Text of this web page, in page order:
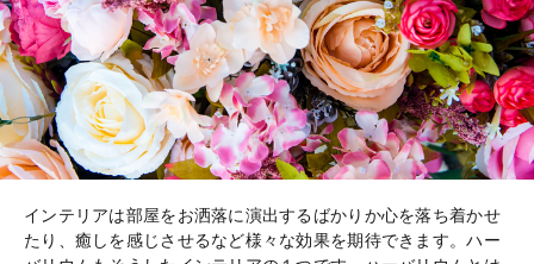
インテリアは部屋をお洒落に演出するばかりか心を落ち着かせ
たり、癒しを感じさせるなど様々な効果を期待できます。ハー